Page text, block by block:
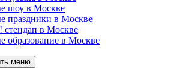
шоу в Москве
праздники в Москве
стендап в Москве
образование в Москве
меню